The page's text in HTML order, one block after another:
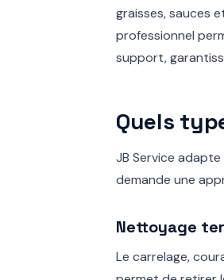
graisses, sauces
professionnel
support,
Quels
JB Service
demande une
Nettoyage
Le carrelage,